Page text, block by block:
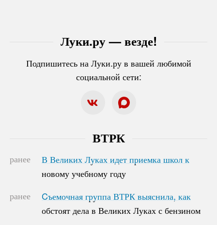
Луки.ру — везде!
Подпишитесь на Луки.ру в вашей любимой
социальной сети:
ВТРК
ранее
В Великих Луках идет приемка школ к
новому учебному году
В Великих Луках идет приемка школ к
новому учебному году
ранее
Cъемочная группа ВТРК выяснила, как
обстоят дела в Великих Луках с бензином
Cъемочная группа ВТРК выяснила, как
обстоят дела в Великих Луках с бензином